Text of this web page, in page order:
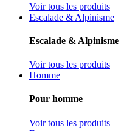
Voir tous les produits
Escalade & Alpinisme
Escalade & Alpinisme
Voir tous les produits
Homme
Pour homme
Voir tous les produits